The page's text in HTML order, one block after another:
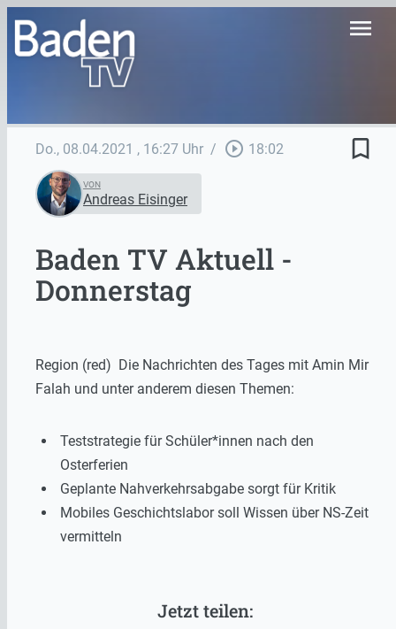
menu
Do., 08.04.2021 , 16:27 Uhr / play_circle_outline 18:02 bookmark_border
VON
Andreas Eisinger
Baden TV Aktuell -
Donnerstag
Region (red) Die Nachrichten des Tages mit Amin Mir
Falah und unter anderem diesen Themen:
Teststrategie für Schüler*innen nach den
Osterferien
Geplante Nahverkehrsabgabe sorgt für Kritik
Mobiles Geschichtslabor soll Wissen über NS-Zeit
vermitteln